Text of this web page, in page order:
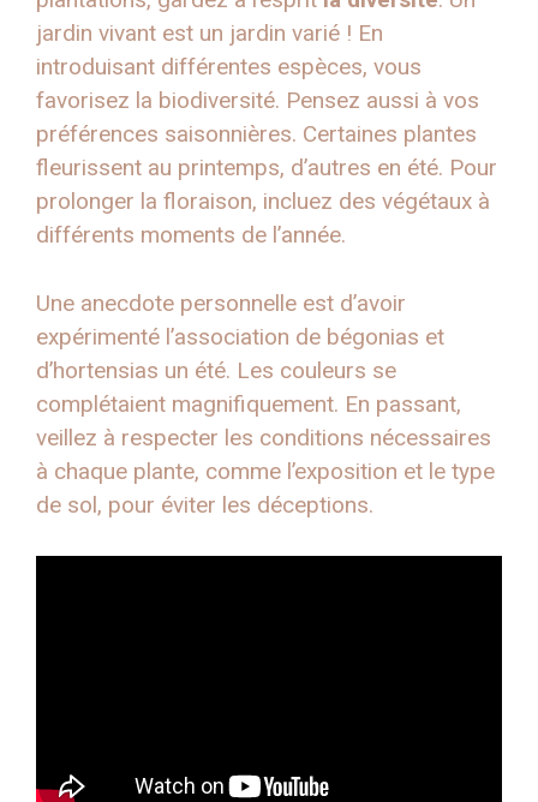
jardin vivant est un jardin varié ! En
introduisant différentes espèces, vous
favorisez la biodiversité. Pensez aussi à vos
préférences saisonnières. Certaines plantes
fleurissent au printemps, d’autres en été. Pour
prolonger la floraison, incluez des végétaux à
différents moments de l’année.
Une anecdote personnelle est d’avoir
expérimenté l’association de bégonias et
d’hortensias un été. Les couleurs se
complétaient magnifiquement. En passant,
veillez à respecter les conditions nécessaires
à chaque plante, comme l’exposition et le type
de sol, pour éviter les déceptions.